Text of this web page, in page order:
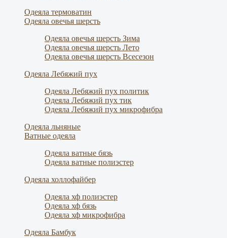
Одеяла термоватин
Одеяла овечья шерсть
Одеяла овечья шерсть Зима
Одеяла овечья шерсть Лето
Одеяла овечья шерсть Всесезон
Одеяла Лебяжий пух
Одеяла Лебяжий пух политик
Одеяла Лебяжий пух тик
Одеяла Лебяжий пух микрофибра
Одеяла льняные
Ватные одеяла
Одеяла ватные бязь
Одеяла ватные полиэстер
Одеяла холлофайбер
Одеяла хф полиэстер
Одеяла хф бязь
Одеяла хф микрофибра
Одеяла Бамбук